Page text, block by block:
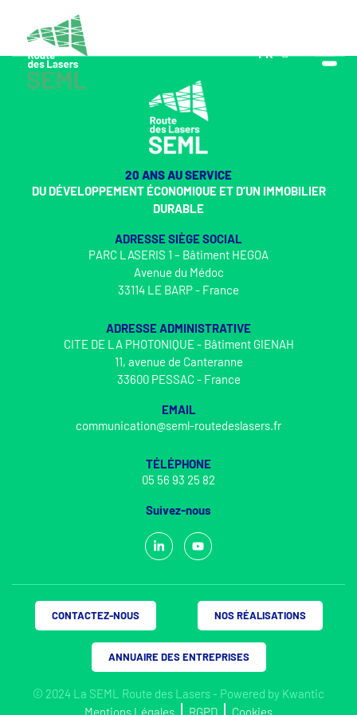
FR
EN
20 ANS AU SERVICE
DU DÉVELOPPEMENT ÉCONOMIQUE ET D’UN IMMOBILIER
DURABLE
ADRESSE SIÈGE SOCIAL
PARC LASERIS 1 – Bâtiment HEGOA
Avenue du Médoc
33114 LE BARP - France
ADRESSE ADMINISTRATIVE
CITE DE LA PHOTONIQUE - Bâtiment GIENAH
11, avenue de Canteranne
33600 PESSAC - France
EMAIL
communication@seml-routedeslasers.fr
TÉLÉPHONE
05 56 93 25 82
Suivez-nous
© 2024 La SEML Route des Lasers - Powered by Kwantic
Mentions Légales
RGPD Cookies
CONTACTEZ-NOUS NOS RÉALISATIONS
ANNUAIRE DES ENTREPRISES